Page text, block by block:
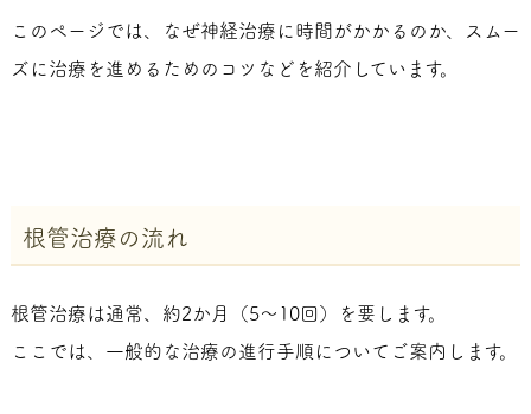
このページでは、なぜ神経治療に時間がかかるのか、スムー
ズに治療を進めるためのコツなどを紹介しています。
根管治療の流れ
根管治療は通常、約2か月（5～10回）を要します。
ここでは、一般的な治療の進行手順についてご案内します。